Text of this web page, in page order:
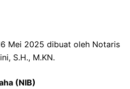
Mei 2025 dibuat oleh Notaris
S.H., M.KN.
(NIB)